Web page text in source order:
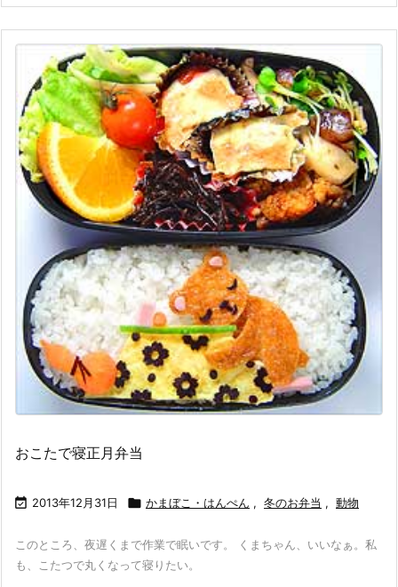
おこたで寝正月弁当
 2013年12月31日  かまぼこ・はんぺん , 冬のお弁当 , 動物
このところ、夜遅くまで作業で眠いです。 くまちゃん、いいなぁ。私
も、こたつで丸くなって寝りたい。